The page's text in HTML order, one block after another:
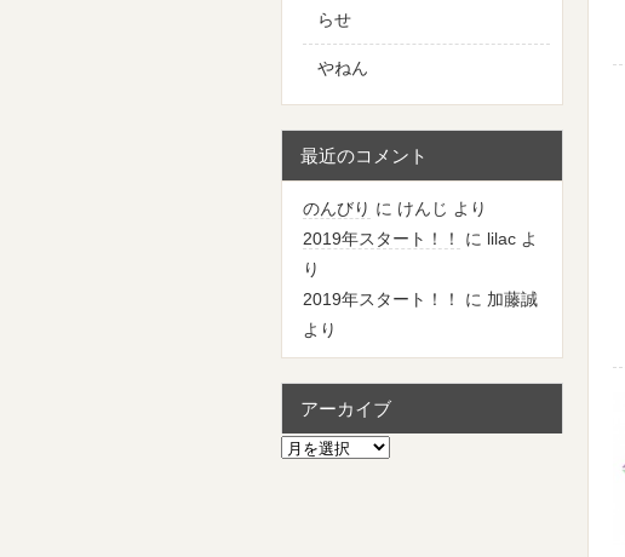
らせ
やねん
最近のコメント
のんびり に けんじ より
2019年スタート！！
に lilac よ
り
2019年スタート！！
に 加藤誠
より
アーカイブ
ア